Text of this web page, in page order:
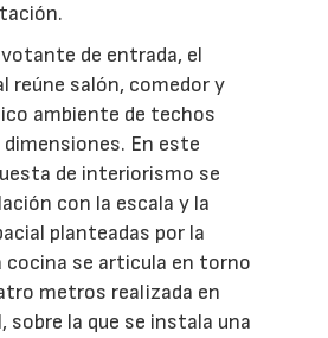
de entrada, el
reúne salón, comedor y
ambiente de techos
En este
de interiorismo se
con la escala y la
planteadas por la
cocina se articula en torno
metros realizada en
sobre la que se instala una